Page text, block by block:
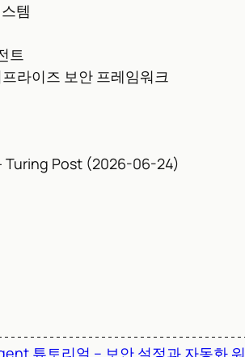
템
트
라이즈 보안 프레임워크
Post (2026-06-24)
튜토리얼 – 보안 설정과 자동화 워